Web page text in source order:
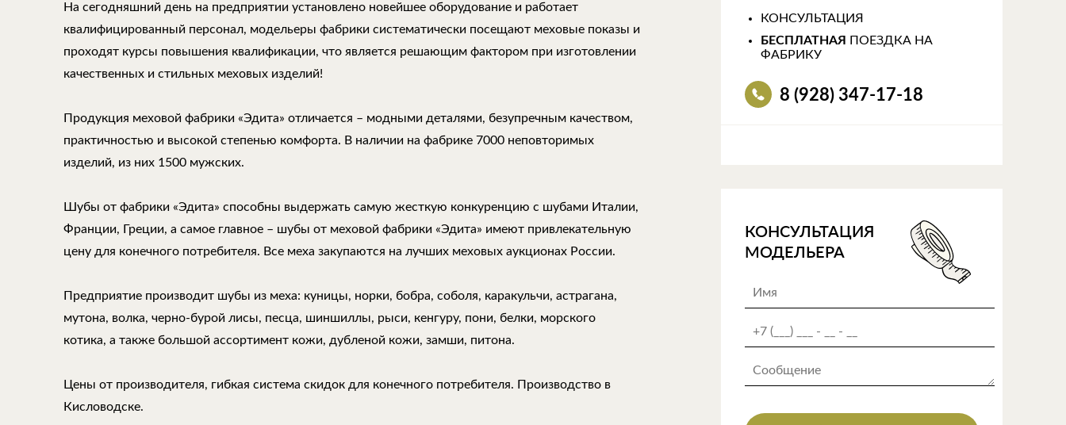
На сегодняшний день на предприятии установлено новейшее оборудование и работает
квалифицированный персонал, модельеры фабрики систематически посещают меховые показы и
проходят курсы повышения квалификации, что является решающим фактором при изготовлении
качественных и стильных меховых изделий!
Продукция меховой фабрики «Эдита» отличается – модными деталями, безупречным качеством,
практичностью и высокой степенью комфорта. В наличии на фабрике 7000 неповторимых
изделий, из них 1500 мужских.
Шубы от фабрики «Эдита» способны выдержать самую жесткую конкуренцию с шубами Италии,
Франции, Греции, а самое главное – шубы от меховой фабрики «Эдита» имеют привлекательную
цену для конечного потребителя. Все меха закупаются на лучших меховых аукционах России.
Предприятие производит шубы из меха: куницы, норки, бобра, соболя, каракульчи, астрагана,
мутона, волка, черно-бурой лисы, песца, шиншиллы, рыси, кенгуру, пони, белки, морского
котика, а также большой ассортимент кожи, дубленой кожи, замши, питона.
Цены от производителя, гибкая система скидок для конечного потребителя. Производство в
Кисловодске.
КОНСУЛЬТАЦИЯ
БЕСПЛАТНАЯ
ПОЕЗДКА НА
ФАБРИКУ
8 (928) 347-17-18
КОНСУЛЬТАЦИЯ
МОДЕЛЬЕРА